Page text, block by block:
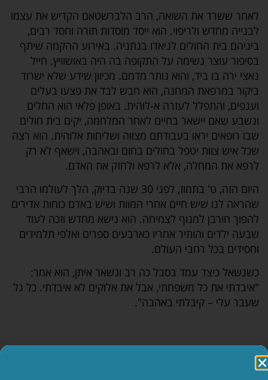
לאחר ששרד את השואה, הרב הלברשטאם הקדיש את עצמו
לבנייה מחדש ולריפוי. הוא ייסד מוסדות תורה וחסד רבים,
ביניהם בית החולים לניאדו בנתניה. באירוע ההקמה שיתף
בסיפור עוצר נשימה על התקופה בה היה באושוויץ. חייל
נאצי ירה בו ביד, והוא נותר מדמם. מכיוון שידע שלא ישרוד
ביקור במרפאת המחנה, הוא חבש לבד את פצעו בעלים
וענפים, והתפלל לעזרה א-לוהית. באופן פלאי הוא החלים
ונשבע שאם יישאר בחיים לאחר המלחמה, יקים בית חולים
שבו רופאים יראו בעבודתם מצווה ושליחות אלוהית. הוא רצה
שכל איש צוות יטפל בחולים בחום ובאהבה, וישאף לא רק
לרפא את המחלה, אלא לרפא ולחזק את האדם.
היום הזה, ט' בתמוז, לפני 30 שנה בדיוק, הלך לעולמו הרבי
שהראה לנו שיש חיים אחרי המוות ושיש באדם כוחות אדירים
להפוך חורבן למנוף לצמיחה. הוא נישא מחדש וזכה לעוד
שבעה ילדים והותיר אחריו כארבעים ספרים ואלפי תלמידים
וחסידים בכל רחבי העולם.
כשנשאל כיצד עמד בסבל כה רב ונשאר איתן, הוא אמר:
"איבדתי את כל משפחתי, אבל את אלוקים לא איבדתי. כל גל
שעבר עלי – קיבלתי באהבה".
הטור הזה הוא חלק מהתכנים שלמועדון ההורים